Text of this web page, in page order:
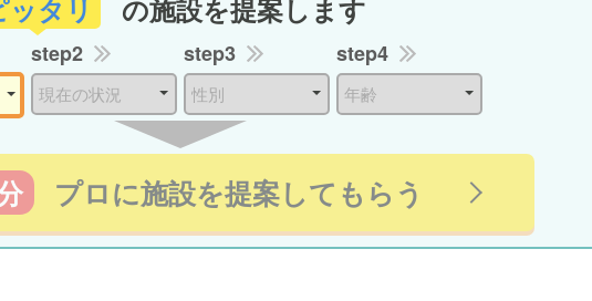
ッタリ
の施設を提案します
step2 step3 step4
プロに施設を提案してもらう